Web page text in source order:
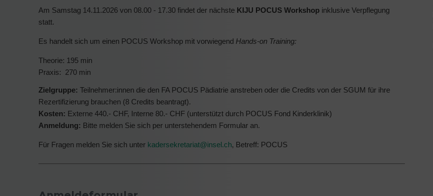
Am Samstag 14.11.2026 von 08.00 - 17.30 findet der nächste KIJU POCUS Workshop inklusive Verpflegung
statt.
Es handelt sich um einen POCUS Workshop mit vorwiegend Hands-on Training:
Theorie: 195 min
Praxis: 270 min
Zielgruppe: Teilnehmer:innen die den FA POCUS Pädiatrie anstreben oder die Credits von der SGUM für ihre
Rezertifizierung brauchen (8 Credits beantragt).
Kosten: Externe 440.- CHF, Interne 80.- CHF (unterstützt durch POCUS Fond Kinderklinik)
Anmeldung: Bitte melden Sie sich per unterstehendem Formular an.
Für Fragen melden Sie sich unter kadersekretariat@insel.ch, Betreff: POCUS